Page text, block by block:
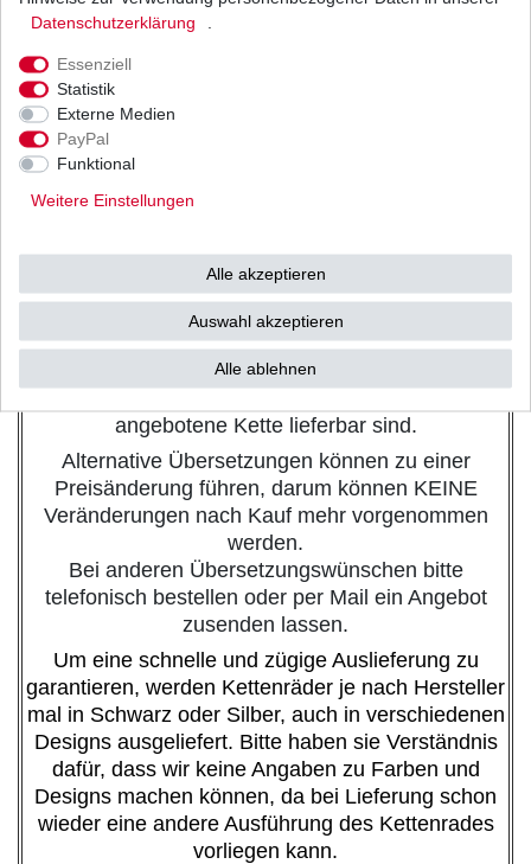
Teilung:
520
Kettenlänge in Gliedern:
Dichtringe:
Verschluss:
Ritzel: Zähne
Zahnkranz: Zähne
geringen Aufpreis in Höhe von 3,00 Euro auch
offen mit Nietschloss geliefert werden.
Nietschlösser bedürfen eines Spezialwerkzeuges,
wir empfehlen die Montage über eine
Fachwerkstatt, Clipschlösser können nur
angebotene Kette lieferbar sind.
Alternative Übersetzungen können zu einer
Preisänderung führen, darum können KEINE
Veränderungen nach Kauf mehr vorgenommen
werden.
Bei anderen Übersetzungswünschen bitte
telefonisch bestellen oder per Mail ein Angebot
zusenden lassen.
Um eine schnelle und zügige Auslieferung zu
garantieren, werden Kettenräder je nach Hersteller
mal in Schwarz oder Silber, auch in verschiedenen
Designs ausgeliefert. Bitte haben sie Verständnis
dafür, dass wir keine Angaben zu Farben und
Designs machen können, da bei Lieferung schon
wieder eine andere Ausführung des Kettenrades
vorliegen kann.
Daten­schutz­erklärung
Essenziell
Statistik
Externe Medien
PayPal
Funktional
Weitere Einstellungen
Alle akzeptieren
Auswahl akzeptieren
Alle ablehnen